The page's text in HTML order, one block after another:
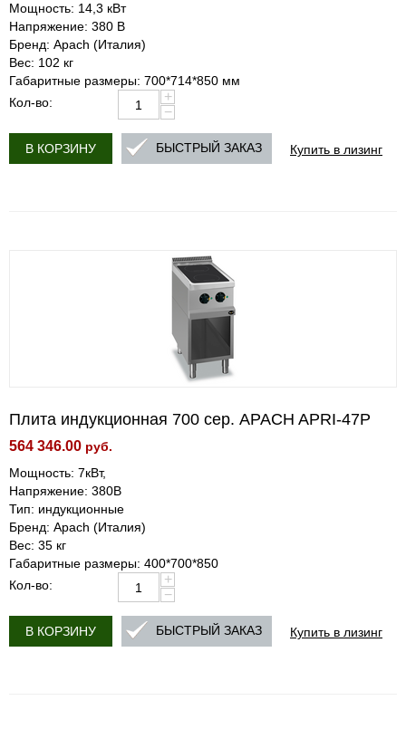
Мощность: 14,3 кВт
Напряжение: 380 В
Бренд: Apach (Италия)
Вес: 102 кг
Габаритные размеры: 700*714*850 мм
Кол-во:
+
−
В КОРЗИНУ Купить в лизинг
БЫСТРЫЙ ЗАКАЗ
Плита индукционная 700 сер. APACH APRI-47P
564 346.00 руб.
Мощность: 7кВт,
Напряжение: 380В
Тип: индукционные
Бренд: Apach (Италия)
Вес: 35 кг
Габаритные размеры: 400*700*850
Кол-во:
+
−
В КОРЗИНУ Купить в лизинг
БЫСТРЫЙ ЗАКАЗ